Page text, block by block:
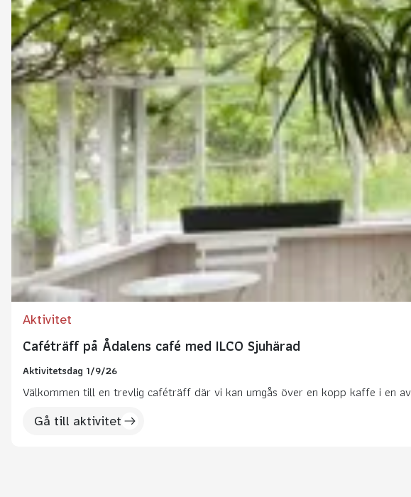
Aktivitet
Caféträff på Ådalens café med ILCO Sjuhärad
Aktivitetsdag 1/9/26
Välkommen till en trevlig caféträff där vi kan umgås över en kopp kaffe i en
Gå till aktivitet